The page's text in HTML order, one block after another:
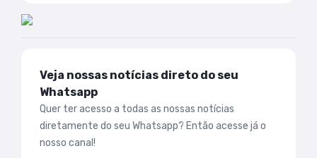
Veja nossas notícias direto do seu
Whatsapp
Quer ter acesso a todas as nossas notícias
diretamente do seu Whatsapp? Então acesse já o
nosso canal!